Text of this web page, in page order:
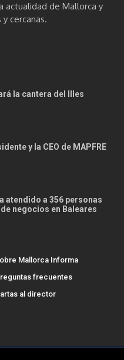
actualidad de Mallorca y
cercanas.
la cantera del Illes
y la CEO de MAPFRE
atendido a 356 personas
negocios en Baleares
Mallorca Informa
frecuentes
al director